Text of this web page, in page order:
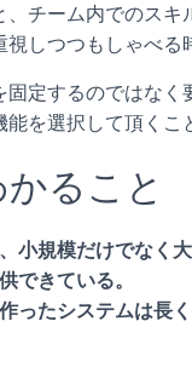
チーム内でのス
しつつもしゃべる
定するのではな
を選択して頂くこ
ること
小規模だけでなく
できている。
ったシステムは長